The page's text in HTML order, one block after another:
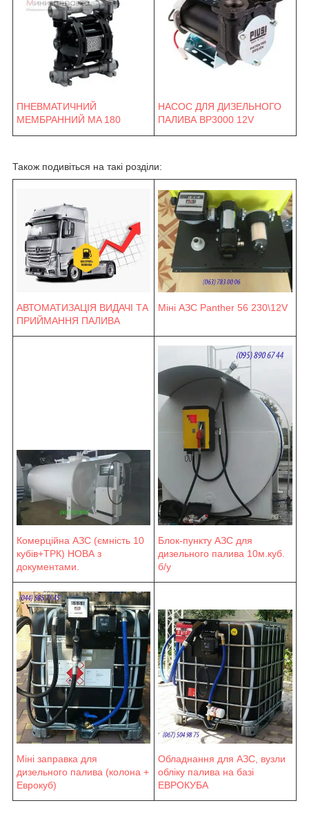
ПНЕВМАТИЧНИЙ
МЕМБРАННИЙ MA 180
НАСОС ДЛЯ ДИЗЕЛЬНОГО
ПАЛИВА BP3000 12V
Також подивіться на такі розділи:
АВТОМАТИЗАЦІЯ ВИДАЧІ ТА
ПРИЙМАННЯ ПАЛИВА
Міні АЗС Panther 56 230\12V
Комерційна АЗС (ємність 10
кубів+ТРК) НОВА з
документами.
Блок-пункту АЗС для
дизельного палива 10м.куб.
б/у
Міні заправка для
дизельного палива (колона +
Еврокуб)
Обладнання для АЗС, вузли
обліку палива на базі
ЕВРОКУБА